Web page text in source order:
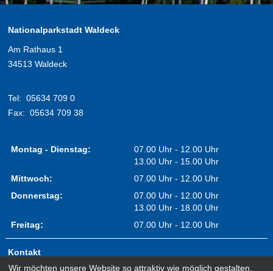
Nationalparkstadt Waldeck
Am Rathaus 1
34513 Waldeck
Tel: 05634 709 0
Fax: 05634 709 38
Montag - Dienstag:
07.00 Uhr - 12.00 Uhr
13.00 Uhr - 15.00 Uhr
Mittwoch:
07.00 Uhr - 12.00 Uhr
Donnerstag:
07.00 Uhr - 12.00 Uhr
13.00 Uhr - 18.00 Uhr
Freitag:
07.00 Uhr - 12.00 Uhr
Kontakt
Wir möchten unsere Website so attraktiv wie möglich gestalten.